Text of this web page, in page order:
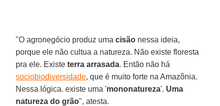
"O agronegócio produz umacisão nessa ideia,
porque ele não cultua a natureza. Não existe floresta
pra ele. Existe terra arrasada. Então não há
sociobiodiversidade, que é muito forte na Amazônia.
Nessa lógica. existe uma 'mononatureza'. Uma
natureza do grão", atesta.